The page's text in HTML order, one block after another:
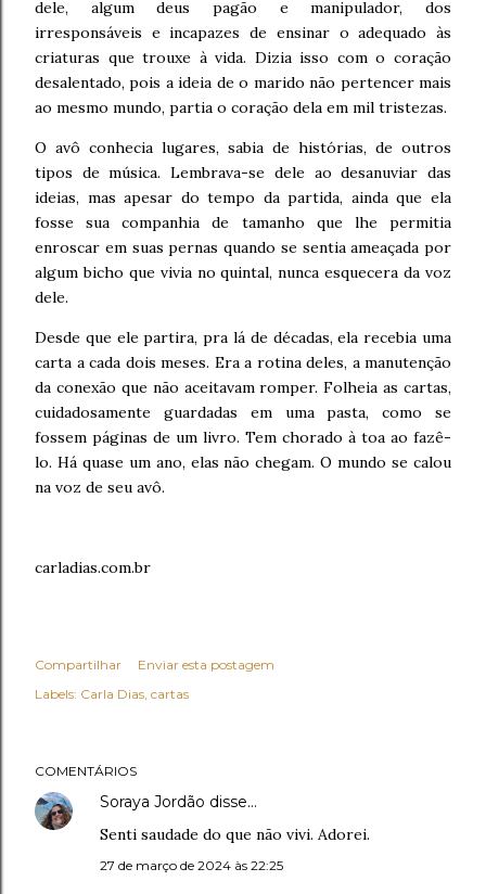
dele, algum deus pagão e manipulador, dos
irresponsáveis e incapazes de ensinar o adequado às
criaturas que trouxe à vida. Dizia isso com o coração
desalentado, pois a ideia de o marido não pertencer mais
ao mesmo mundo, partia o coração dela em mil tristezas.
O avô conhecia lugares, sabia de histórias, de outros
tipos de música. Lembrava-se dele ao desanuviar das
ideias, mas apesar do tempo da partida, ainda que ela
fosse sua companhia de tamanho que lhe permitia
enroscar em suas pernas quando se sentia ameaçada por
algum bicho que vivia no quintal, nunca esquecera da voz
dele.
Desde que ele partira, pra lá de décadas, ela recebia uma
carta a cada dois meses. Era a rotina deles, a manutenção
da conexão que não aceitavam romper. Folheia as cartas,
cuidadosamente guardadas em uma pasta, como se
fossem páginas de um livro. Tem chorado à toa ao fazê-
lo. Há quase um ano, elas não chegam. O mundo se calou
na voz de seu avô.
carladias.com.br
Compartilhar
Enviar esta postagem
Labels: Carla Dias cartas
COMENTÁRIOS
Soraya Jordão disse…
Senti saudade do que não vivi. Adorei.
27 de março de 2024 às 22:25